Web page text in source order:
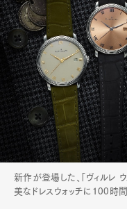
新作が登場した、「ヴィルレ ウ
美なドレスウォッチに100時